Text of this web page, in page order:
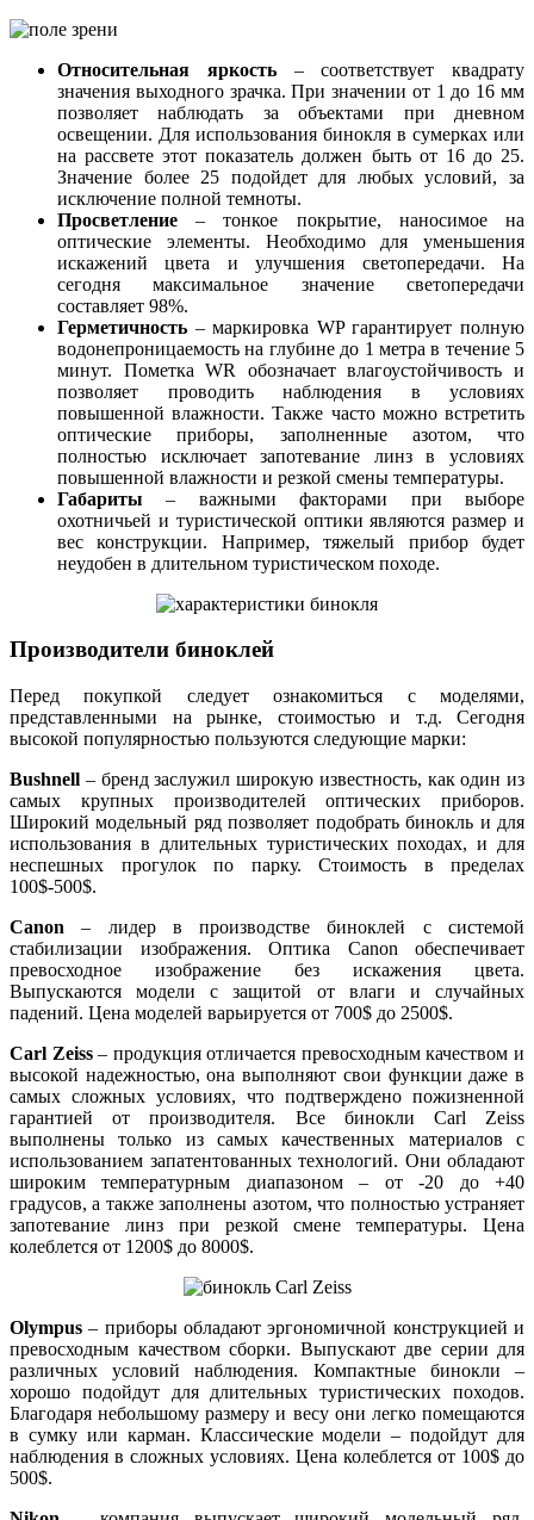
Относительная яркость– соответствует квадрату
значения выходного зрачка. При значении от 1 до 16 мм
позволяет наблюдать за объектами при дневном
освещении. Для использования бинокля в сумерках или
на рассвете этот показатель должен быть от 16 до 25.
Значение более 25 подойдет для любых условий, за
исключение полной темноты.
Просветление – тонкое покрытие, наносимое на
оптические элементы. Необходимо для уменьшения
искажений цвета и улучшения светопередачи. На
сегодня максимальное значение светопередачи
составляет 98%.
Герметичность – маркировка WP гарантирует полную
водонепроницаемость на глубине до 1 метра в течение 5
минут. Пометка WR обозначает влагоустойчивость и
позволяет проводить наблюдения в условиях
повышенной влажности. Также часто можно встретить
оптические приборы, заполненные азотом, что
полностью исключает запотевание линз в условиях
повышенной влажности и резкой смены температуры.
Габариты – важными факторами при выборе
охотничьей и туристической оптики являются размер и
вес конструкции. Например, тяжелый прибор будет
неудобен в длительном туристическом походе.
Производители биноклей
Перед покупкой следует ознакомиться с моделями,
представленными на рынке, стоимостью и т.д. Сегодня
высокой популярностью пользуются следующие марки:
Bushnell – бренд заслужил широкую известность, как один из
самых крупных производителей оптических приборов.
Широкий модельный ряд позволяет подобрать бинокль и для
использования в длительных туристических походах, и для
неспешных прогулок по парку. Стоимость в пределах
100$-500$.
Canon – лидер в производстве биноклей с системой
стабилизации изображения. Оптика Canon обеспечивает
превосходное изображение без искажения цвета.
Выпускаются модели с защитой от влаги и случайных
падений. Цена моделей варьируется от 700$ до 2500$.
Carl Zeiss– продукция отличается превосходным качеством и
высокой надежностью, она выполняют свои функции даже в
самых сложных условиях, что подтверждено пожизненной
гарантией от производителя. Все бинокли Carl Zeiss
выполнены только из самых качественных материалов с
использованием запатентованных технологий. Они обладают
широким температурным диапазоном – от -20 до +40
градусов, а также заполнены азотом, что полностью устраняет
запотевание линз при резкой смене температуры. Цена
колеблется от 1200$ до 8000$.
Olympus – приборы обладают эргономичной конструкцией и
превосходным качеством сборки. Выпускают две серии для
различных условий наблюдения. Компактные бинокли –
хорошо подойдут для длительных туристических походов.
Благодаря небольшому размеру и весу они легко помещаются
в сумку или карман. Классические модели – подойдут для
наблюдения в сложных условиях. Цена колеблется от 100$ до
500$.